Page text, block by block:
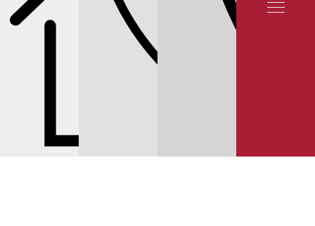
СЕРВИС INFINITI Q70
ТОРМОЗНЫЕ КОЛОДКИ И ДИСКИ INFINITI Q70